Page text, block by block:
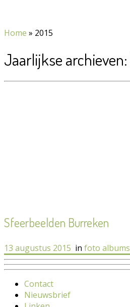
Home » 2015
Jaarlijkse archieven:
Sfeerbeelden Burreken
13 augustus 2015 in foto albums
Contact
Nieuwsbrief